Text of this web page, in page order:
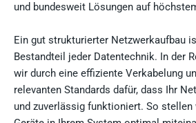
und bundesweit Lösungen auf
Ein gut strukturierter Netzwerkaufbau
Bestandteil jeder Datentechnik. In der
wir durch eine effiziente Verkabelung
relevanten Standards dafür, dass Ihr
und zuverlässig funktioniert. So